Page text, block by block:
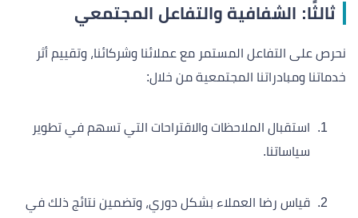
ثالثًا: الشفافية والتفاعل المجتمعي
نحرص على التفاعل المستمر مع عملائنا وشركائنا، وتقييم أثر
خدماتنا ومبادراتنا المجتمعية من خلال:
استقبال الملاحظات والاقتراحات التي تسهم في تطوير
سياساتنا.
قياس رضا العملاء بشكل دوري، وتضمين نتائج ذلك في